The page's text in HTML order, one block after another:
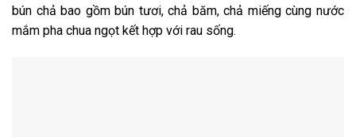
bún chả bao gồm bún tươi, chả băm, chả miếng cùng nước
mắm pha chua ngọt kết hợp với rau sống.